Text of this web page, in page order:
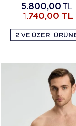
5.800,00TL
1.740,00 TL